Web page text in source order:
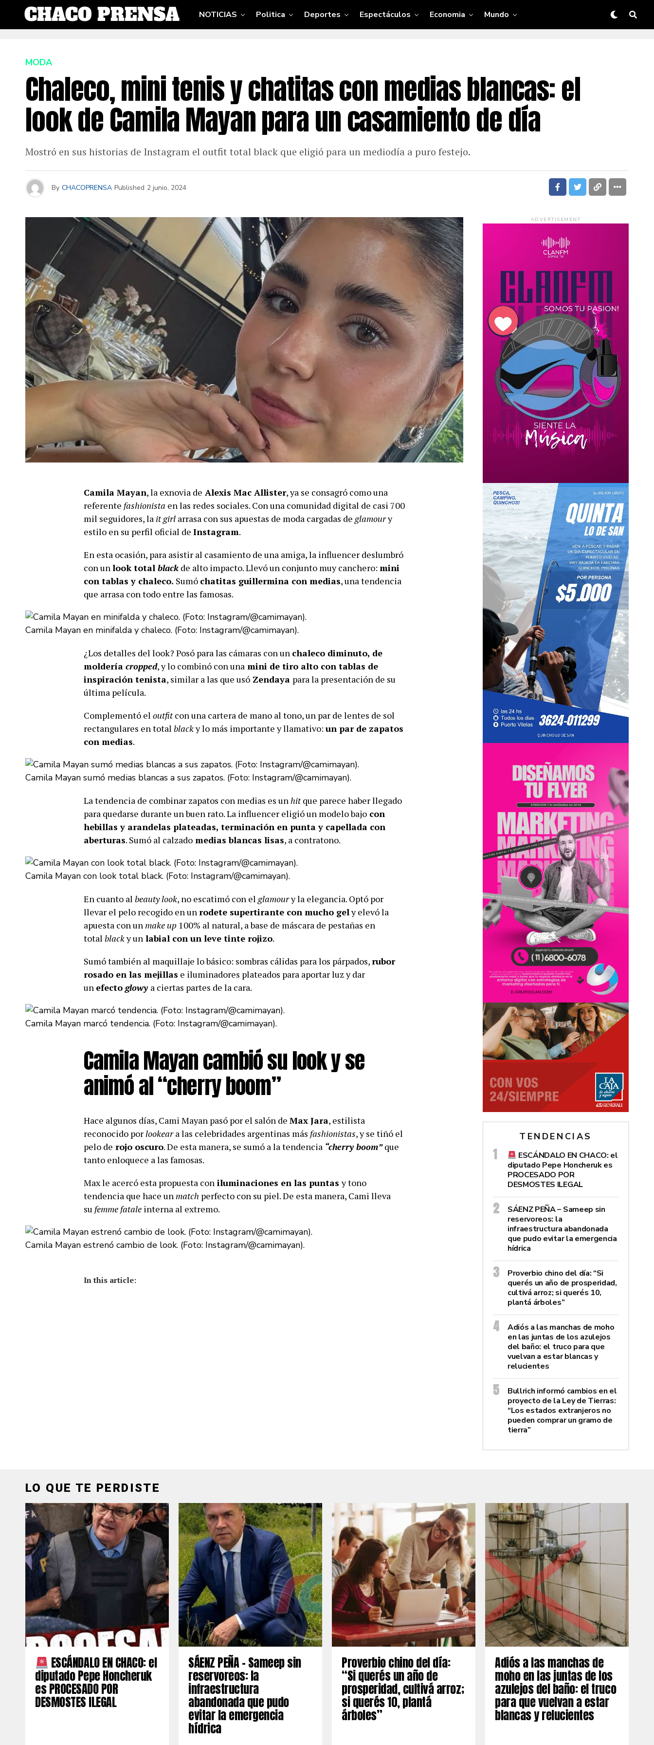
NOTICIAS Politica Deportes Espectáculos Economia Mundo
MODA
Chaleco, mini tenis y chatitas con medias blancas: el
look de Camila Mayan para un casamiento de día
Mostró en sus historias de Instagram el outfit total black que eligió para un mediodía a puro festejo.
By CHACOPRENSA Published 2 junio, 2024
Camila Mayan, la exnovia de Alexis Mac Allister, ya se consagró como una
referente fashionista en las redes sociales. Con una comunidad digital de casi 700
mil seguidores, la it girl arrasa con sus apuestas de moda cargadas de glamoury
estilo en su perfil oficial de Instagram.
En esta ocasión, para asistir al casamiento de una amiga, la influencer deslumbró
con unlook total black de alto impacto. Llevó un conjunto muy canchero: mini
con tablas y chaleco. Sumó chatitas guillermina con medias, una tendencia
que arrasa con todo entre las famosas.
Camila Mayan en minifalda y chaleco. (Foto: Instagram/@camimayan).
¿Los detalles del look? Posó para las cámaras con un chaleco diminuto, de
moldería cropped, y lo combinó con una mini de tiro alto con tablas de
inspiración tenista, similar a las que usó Zendaya para la presentación de su
última película.
Complementó el outfitcon una cartera de mano al tono, un par de lentes de sol
rectangulares en total blacky lo más importante y llamativo: un par de zapatos
con medias.
Camila Mayan sumó medias blancas a sus zapatos. (Foto: Instagram/@camimayan).
La tendencia de combinar zapatos con medias es unhitque parece haber llegado
para quedarse durante un buen rato. La influencer eligió un modelo bajo con
hebillas y arandelas plateadas, terminación en punta y capellada con
aberturas. Sumó al calzado medias blancas lisas, a contratono.
Camila Mayan con look total black. (Foto: Instagram/@camimayan).
En cuanto al beauty look, no escatimó con el glamoury la elegancia. Optó por
llevar el pelo recogido en unrodete supertirante con mucho gely elevó la
apuesta con unmake up 100% al natural, a base de máscara de pestañas en
total blacky un labial con un leve tinte rojizo.
Sumó también al maquillaje lo básico: sombras cálidas para los párpados,rubor
rosado en las mejillas e iluminadores plateados para aportar luz y dar
un efecto glowy a ciertas partes de la cara.
Camila Mayan marcó tendencia. (Foto: Instagram/@camimayan).
Camila Mayan cambió su look y se
animó al “cherry boom”
Hace algunos días, Cami Mayan pasó por el salón de Max Jara, estilista
reconocido porlookeara las celebridades argentinas más fashionistas, y se tiñó el
pelo de rojo oscuro. De esta manera, se sumó a la tendencia “cherry boom”que
tanto enloquece a las famosas.
Max le acercó esta propuesta con iluminaciones en las puntasy tono
tendencia que hace unmatch perfecto con su piel. De esta manera, Cami lleva
su femme fatale interna al extremo.
Camila Mayan estrenó cambio de look. (Foto: Instagram/@camimayan).
In this article:
ADVERTISEMENT
TENDENCIAS
ESCÁNDALO EN CHACO: el
diputado Pepe Honcheruk es
PROCESADO POR
DESMOSTES ILEGAL
SÁENZ PEÑA – Sameep sin
reservoreos: la
infraestructura abandonada
que pudo evitar la emergencia
hídrica
Proverbio chino del día: “Si
querés un año de prosperidad,
cultivá arroz; si querés 10,
plantá árboles”
Adiós a las manchas de moho
en las juntas de los azulejos
del baño: el truco para que
vuelvan a estar blancas y
relucientes
Bullrich informó cambios en el
proyecto de la Ley de Tierras:
“Los estados extranjeros no
pueden comprar un gramo de
tierra”
LO QUE TE PERDISTE
ESCÁNDALO EN CHACO: el
diputado Pepe Honcheruk
es PROCESADO POR
DESMOSTES ILEGAL
SÁENZ PEÑA – Sameep sin
reservoreos: la
infraestructura
abandonada que pudo
evitar la emergencia
hídrica
Proverbio chino del día:
“Si querés un año de
prosperidad, cultivá arroz;
si querés 10, plantá
árboles”
Adiós a las manchas de
moho en las juntas de los
azulejos del baño: el truco
para que vuelvan a estar
blancas y relucientes